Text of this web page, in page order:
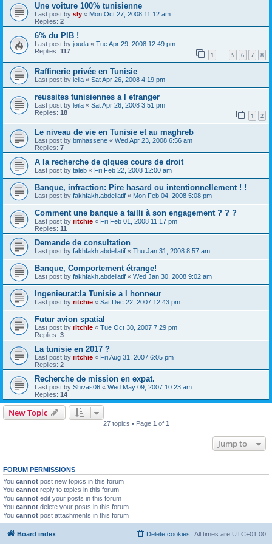
Une voiture 100% tunisienne
Last post by sly « Mon Oct 27, 2008 11:12 am
Replies: 2
6% du PIB !
Last post by jouda « Tue Apr 29, 2008 12:49 pm
Replies: 117 1 … 5 6 7 8
Raffinerie privée en Tunisie
Last post by leila « Sat Apr 26, 2008 4:19 pm
reussites tunisiennes a l etranger
Last post by leila « Sat Apr 26, 2008 3:51 pm
Replies: 18 1 2
Le niveau de vie en Tunisie et au maghreb
Last post by bmhassene « Wed Apr 23, 2008 6:56 am
Replies: 7
A la recherche de qlques cours de droit
Last post by taleb « Fri Feb 22, 2008 12:00 am
Banque, infraction: Pire hasard ou intentionnellement ! !
Last post by fakhfakh.abdellatif « Mon Feb 04, 2008 5:08 pm
Comment une banque a failli à son engagement ? ? ?
Last post by ritchie « Fri Feb 01, 2008 11:17 pm
Replies: 11
Demande de consultation
Last post by fakhfakh.abdellatif « Thu Jan 31, 2008 8:57 am
Banque, Comportement étrange!
Last post by fakhfakh.abdellatif « Wed Jan 30, 2008 9:02 am
Ingenieurat:la Tunisie a l honneur
Last post by ritchie « Sat Dec 22, 2007 12:43 pm
Futur avion spatial
Last post by ritchie « Tue Oct 30, 2007 7:29 pm
Replies: 3
La tunisie en 2017 ?
Last post by ritchie « Fri Aug 31, 2007 6:05 pm
Replies: 2
Recherche de mission en expat.
Last post by Shivas06 « Wed May 09, 2007 10:23 am
Replies: 14
New Topic
27 topics • Page 1 of 1
Jump to
FORUM PERMISSIONS
You cannot post new topics in this forum
You cannot reply to topics in this forum
You cannot edit your posts in this forum
You cannot delete your posts in this forum
You cannot post attachments in this forum
Board index All times are UTC+01:00
Delete cookies